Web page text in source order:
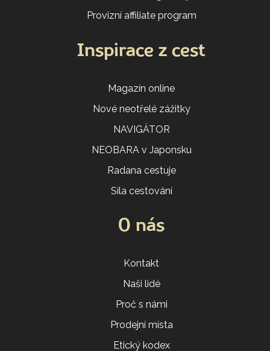
Provizní affiliate program
Inspirace z cest
Magazín online
Nové neotřelé zážitky
NAVIGÁTOR
NEOBARA v Japonsku
Radana cestuje
Síla cestování
O nás
Kontakt
Naši lidé
Proč s námi
Prodejní místa
Etický kodex